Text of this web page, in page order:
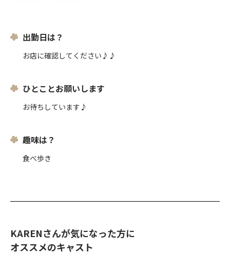
出勤日は？
お店に確認してください♪♪
ひとことお願いします
お待ちしています♪
趣味は？
食べ歩き
KARENさんが気になった方に
オススメのキャスト